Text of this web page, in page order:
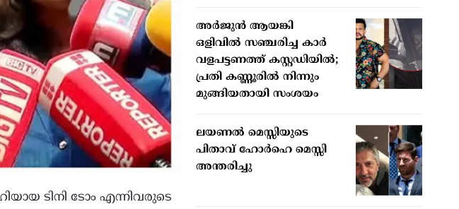
ടിനി ടോം എന്നിവരുടെ
അർജുൻ ആയങ്കി
ഒളിവിൽ സഞ്ചരിച്ച കാർ
വളപട്ടണത്ത് കസ്റ്റഡിയിൽ;
പ്രതി കണ്ണൂരിൽ നിന്നും
മുങ്ങിയതായി സംശയം
ലയണൽ മെസ്സിയുടെ
പിതാവ് ഹോർഹെ മെസ്സി
അന്തരിച്ചു